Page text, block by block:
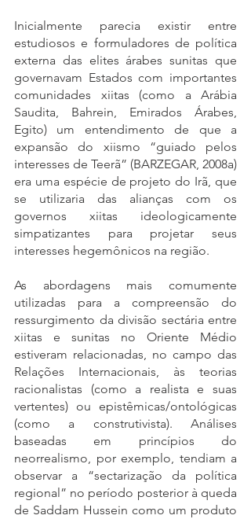
Inicialmente parecia existir entre
estudiosos e formuladores de política
externa das elites árabes sunitas que
governavam Estados com importantes
comunidades xiitas (como a Arábia
Saudita, Bahrein, Emirados Árabes,
Egito) um entendimento de que a
expansão do xiismo “guiado pelos
interesses de Teerã” (BARZEGAR, 2008a)
era uma espécie de projeto do Irã, que
se utilizaria das alianças com os
governos xiitas ideologicamente
simpatizantes para projetar seus
interesses hegemônicos na região.
As abordagens mais comumente
utilizadas para a compreensão do
ressurgimento da divisão sectária entre
xiitas e sunitas no Oriente Médio
estiveram relacionadas, no campo das
Relações Internacionais, às teorias
racionalistas (como a realista e suas
vertentes) ou epistêmicas/ontológicas
(como a construtivista). Análises
baseadas em princípios do
neorrealismo, por exemplo, tendiam a
observar a “sectarização da política
regional” no período posterior à queda
de Saddam Hussein como um produto